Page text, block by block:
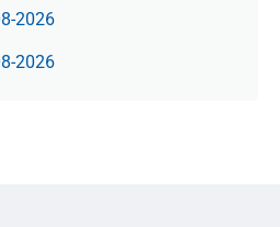
2026
2026